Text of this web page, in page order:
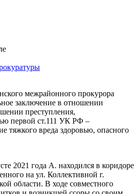
межрайонного прокурора
заключение в отношении
преступления,
первой ст.111 УК РФ –
тяжкого вреда здоровью, опасного
2021 года А. находился в коридоре
на ул. Коллективной г.
области. В ходе совместного